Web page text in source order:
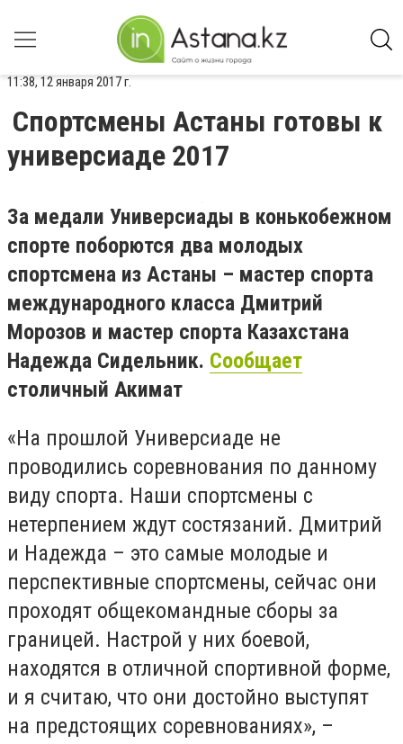
11:38, 12 января 2017 г.
Спортсмены Астаны готовы к
универсиаде 2017
За медали Универсиады в конькобежном
спорте поборются два молодых
спортсмена из Астаны – мастер спорта
международного класса Дмитрий
Морозов и мастер спорта Казахстана
Надежда Сидельник. Сообщает
столичный Акимат
«На прошлой Универсиаде не
проводились соревнования по данному
виду спорта. Наши спортсмены с
нетерпением ждут состязаний. Дмитрий
и Надежда – это самые молодые и
перспективные спортсмены, сейчас они
проходят общекомандные сборы за
границей. Настрой у них боевой,
находятся в отличной спортивной форме,
и я считаю, что они достойно выступят
на предстоящих соревнованиях», –